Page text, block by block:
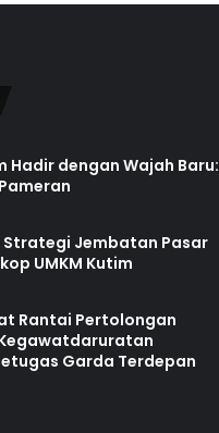
Hadir dengan Wajah Baru:
Strategi Jembatan Pasar
UMKM Kutim
Rantai Pertolongan
Garda Terdepan